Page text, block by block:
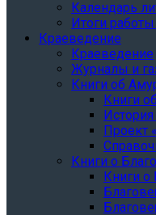
Календарь
Итоги
Краеведение
Краеведение
Журналы и
Книги об
Книги
Проект
Книги о
Книги о